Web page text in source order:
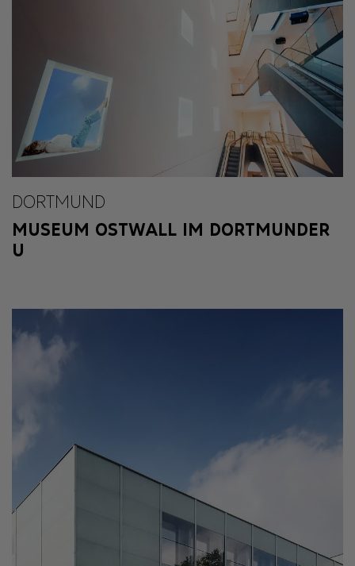
DORTMUND
MUSEUM OSTWALL IM DORTMUNDER
U